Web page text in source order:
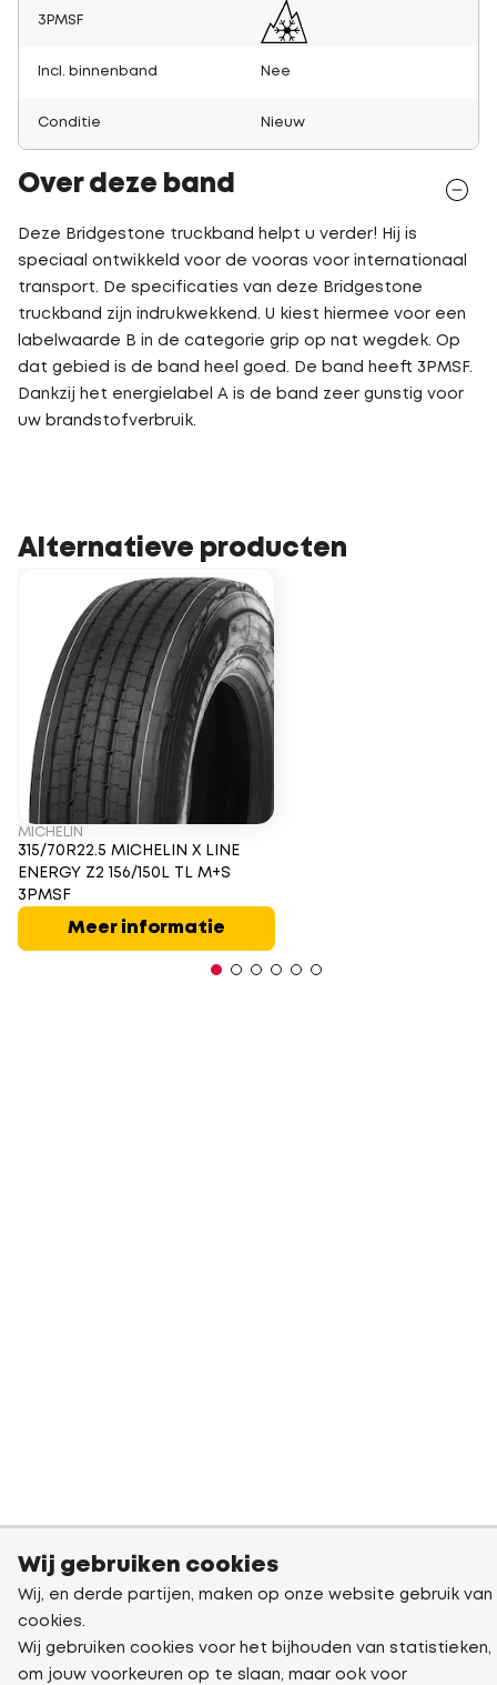
3PMSF
Incl. binnenband Nee
Conditie Nieuw
Over deze band
Deze Bridgestone truckband helpt u verder! Hij is
speciaal ontwikkeld voor de vooras voor internationaal
transport. De specificaties van deze Bridgestone
truckband zijn indrukwekkend. U kiest hiermee voor een
labelwaarde B in de categorie grip op nat wegdek. Op
dat gebied is de band heel goed. De band heeft 3PMSF.
Dankzij het energielabel A is de band zeer gunstig voor
uw brandstofverbruik.
Alternatieve producten
MICHELIN
315/70R22.5 MICHELIN X LINE
ENERGY Z2 156/150L TL M+S
3PMSF
Meer informatie
Wij gebruiken cookies
Wij, en derde partijen, maken op onze website gebruik van
cookies.
Wij gebruiken cookies voor het bijhouden van statistieken,
om jouw voorkeuren op te slaan, maar ook voor